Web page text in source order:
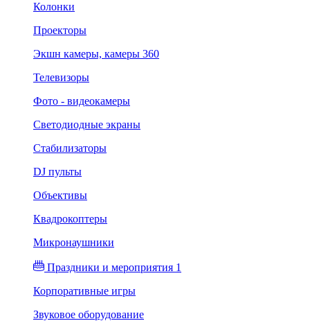
Колонки
Проекторы
Экшн камеры, камеры 360
Телевизоры
Фото - видеокамеры
Светодиодные экраны
Стабилизаторы
DJ пульты
Объективы
Квадрокоптеры
Микронаушники
Праздники и мероприятия 1
Корпоративные игры
Звуковое оборудование